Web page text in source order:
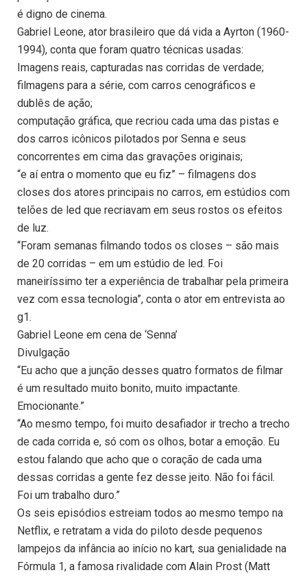
é digno de cinema.
Gabriel Leone, ator brasileiro que dá vida a Ayrton (1960-
1994), conta que foram quatro técnicas usadas:
Imagens reais, capturadas nas corridas de verdade;
filmagens para a série, com carros cenográficos e
dublês de ação;
computação gráfica, que recriou cada uma das pistas e
dos carros icônicos pilotados por Senna e seus
concorrentes em cima das gravações originais;
“e aí entra o momento que eu fiz” – filmagens dos
closes dos atores principais no carros, em estúdios com
telões de led que recriavam em seus rostos os efeitos
de luz.
“Foram semanas filmando todos os closes – são mais
de 20 corridas – em um estúdio de led. Foi
maneiríssimo ter a experiência de trabalhar pela primeira
vez com essa tecnologia”, conta o ator em entrevista ao
g1.
Gabriel Leone em cena de ‘Senna’
Divulgação
“Eu acho que a junção desses quatro formatos de filmar
é um resultado muito bonito, muito impactante.
Emocionante.”
“Ao mesmo tempo, foi muito desafiador ir trecho a trecho
de cada corrida e, só com os olhos, botar a emoção. Eu
estou falando que acho que o coração de cada uma
dessas corridas a gente fez desse jeito. Não foi fácil.
Foi um trabalho duro.”
Os seis episódios estreiam todos ao mesmo tempo na
Netflix, e retratam a vida do piloto desde pequenos
lampejos da infância ao início no kart, sua genialidade na
Fórmula 1, a famosa rivalidade com Alain Prost (Matt